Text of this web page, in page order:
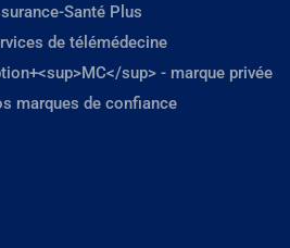
Santé Plus
de télémédecine
sup> - marque privée
marques de confiance